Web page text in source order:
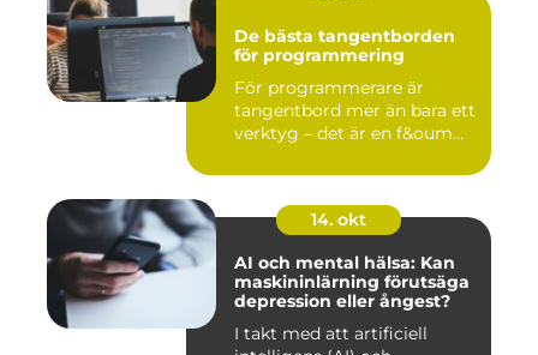
De bästa tangentborden
för programmering
För programmerare är
tangentbord mer än bara ett
verktyg – det är en f&oum...
14. okt
AI och mental hälsa: Kan
maskininlärning förutsäga
depression eller ångest?
I takt med att artificiell